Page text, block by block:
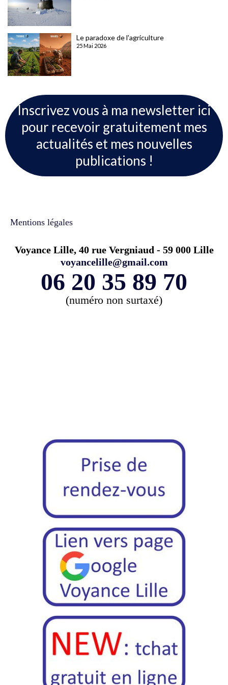
Le paradoxe de l'agriculture
25 Mai 2026
Inscrivez vous à ma newsletter ici
pour recevoir gratuitement mes
actualités et mes nouvelles
publications !
Mentions légales
Voyance Lille, 40 rue Vergniaud - 59 000 Lille
voyancelille@gmail.com
06 20 35 89 70
(numéro non surtaxé)